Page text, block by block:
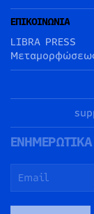
ΕΠΙΚΟΙΝΩΝΙΑ
LIBRA PRESS